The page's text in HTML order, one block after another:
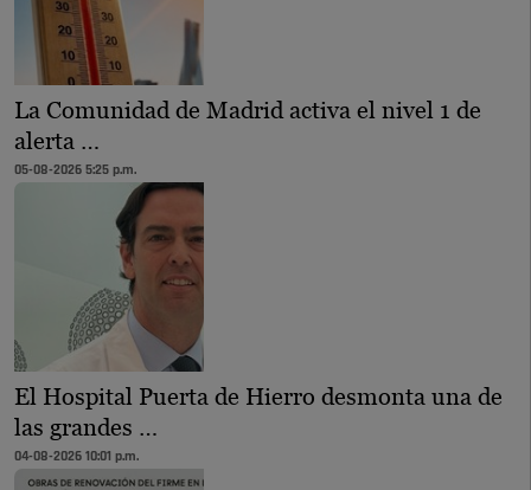
La Comunidad de Madrid activa el nivel 1 de
alerta …
05-08-2026 5:25 p.m.
El Hospital Puerta de Hierro desmonta una de
las grandes …
04-08-2026 10:01 p.m.